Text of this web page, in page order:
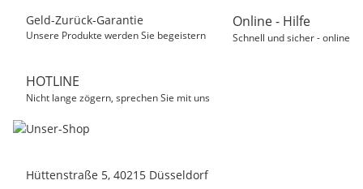
Geld-Zurück-Garantie
Unsere Produkte werden Sie begeistern
Online - Hilfe
Schnell und sicher - online
HOTLINE
Nicht lange zögern, sprechen Sie mit uns
Hüttenstraße 5, 40215 Düsseldorf